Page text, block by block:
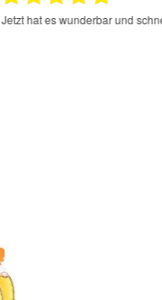
Jetzt hat es wunderbar und